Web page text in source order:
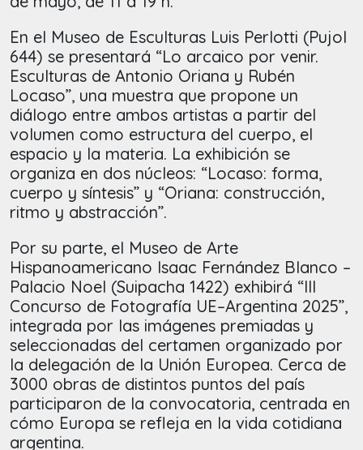
En el Museo de Esculturas Luis Perlotti (Pujol
644) se presentará “Lo arcaico por venir.
Esculturas de Antonio Oriana y Rubén
Locaso”, una muestra que propone un
diálogo entre ambos artistas a partir del
volumen como estructura del cuerpo, el
espacio y la materia. La exhibición se
organiza en dos núcleos: “Locaso: forma,
cuerpo y síntesis” y “Oriana: construcción,
ritmo y abstracción”.
Por su parte, el Museo de Arte
Hispanoamericano Isaac Fernández Blanco –
Palacio Noel (Suipacha 1422) exhibirá “III
Concurso de Fotografía UE–Argentina 2025”,
integrada por las imágenes premiadas y
seleccionadas del certamen organizado por
la delegación de la Unión Europea. Cerca de
3000 obras de distintos puntos del país
participaron de la convocatoria, centrada en
cómo Europa se refleja en la vida cotidiana
argentina.